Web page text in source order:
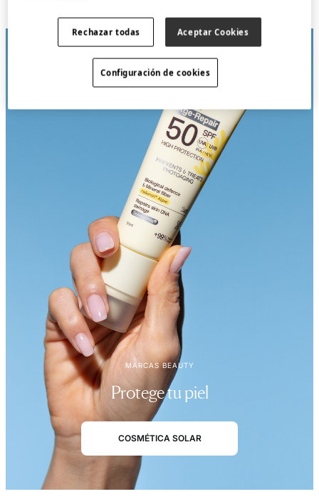
MARCAS BEAUTY
Protege tu piel
COSMÉTICA SOLAR
Rechazar todas Aceptar Cookies
Configuración de cookies